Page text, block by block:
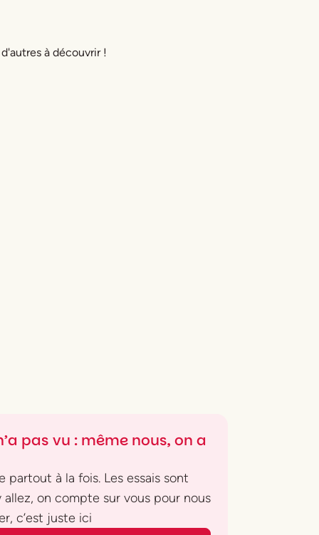
à découvrir !
pas vu : même nous, on a
partout à la fois. Les essais sont
on compte sur vous pour nous
c’est juste ici